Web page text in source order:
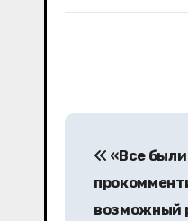
Н
«Все
возможный